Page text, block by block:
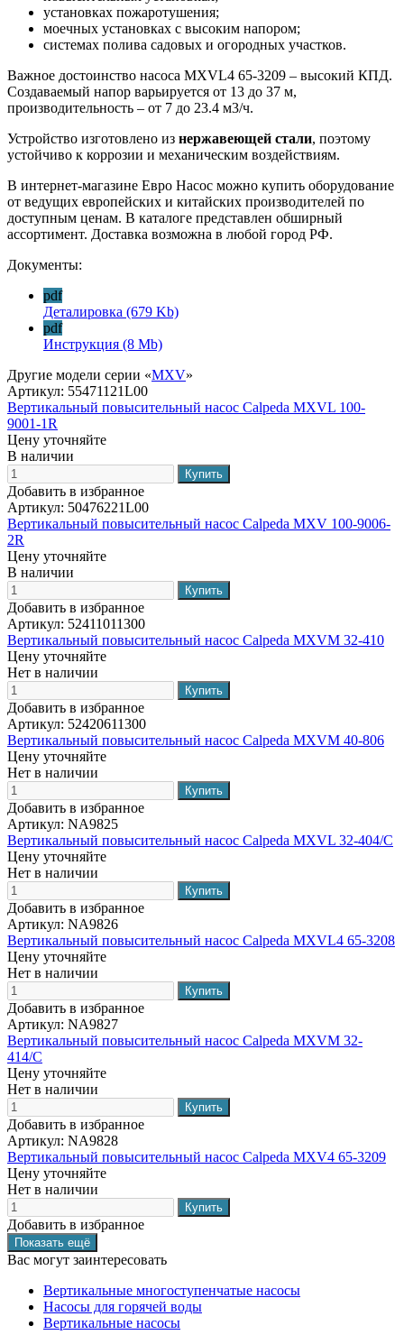
установках пожаротушения;
моечных установках с высоким напором;
системах полива садовых и огородных участков.
Важное достоинство насоса MXVL4 65-3209 – высокий КПД.
Создаваемый напор варьируется от 13 до 37 м,
производительность – от 7 до 23.4 м3/ч.
Устройство изготовлено из нержавеющей стали, поэтому
устойчиво к коррозии и механическим воздействиям.
В интернет-магазине Евро Насос можно купить оборудование
от ведущих европейских и китайских производителей по
доступным ценам. В каталоге представлен обширный
ассортимент. Доставка возможна в любой город РФ.
Документы:
pdf
Деталировка (679 Kb)
pdf
Инструкция (8 Mb)
Другие модели серии «MXV»
Артикул: 55471121L00
Вертикальный повысительный насос Calpeda MXVL 100-
9001-1R
Цену уточняйте
В наличии
Добавить в избранное
Артикул: 50476221L00
Вертикальный повысительный насос Calpeda MXV 100-9006-
2R
Цену уточняйте
В наличии
Добавить в избранное
Артикул: 52411011300
Вертикальный повысительный насос Calpeda MXVM 32-410
Цену уточняйте
Нет в наличии
Добавить в избранное
Артикул: 52420611300
Вертикальный повысительный насос Calpeda MXVM 40-806
Цену уточняйте
Нет в наличии
Добавить в избранное
Артикул: NA9825
Вертикальный повысительный насос Calpeda MXVL 32-404/C
Цену уточняйте
Нет в наличии
Добавить в избранное
Артикул: NA9826
Вертикальный повысительный насос Calpeda MXVL4 65-3208
Цену уточняйте
Нет в наличии
Добавить в избранное
Артикул: NA9827
Вертикальный повысительный насос Calpeda MXVM 32-
414/C
Цену уточняйте
Нет в наличии
Добавить в избранное
Артикул: NA9828
Вертикальный повысительный насос Calpeda MXV4 65-3209
Цену уточняйте
Нет в наличии
Добавить в избранное
Вас могут заинтересовать
Вертикальные многоступенчатые насосы
Насосы для горячей воды
Вертикальные насосы